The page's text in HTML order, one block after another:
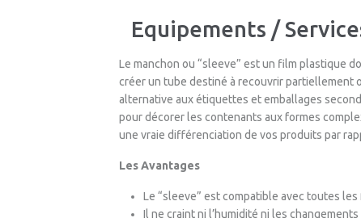
Equipements /
Le manchon ou “sleeve” est un film plastique
créer un tube destiné à recouvrir partiellement
alternative aux étiquettes et emballages
pour décorer les contenants aux formes
une vraie différenciation de vos produits par
Les Avantages
Le “sleeve” est compatible avec toutes
Il ne craint ni l’humidité ni les